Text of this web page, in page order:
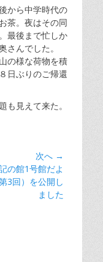
から中学時代の
茶。夜はその同
最後まで忙しか
さんでした。
の様な荷物を積
日ぶりのご帰還
も見えて来た。
次へ →
記の館1号館だよ
3回）を公開し
ました